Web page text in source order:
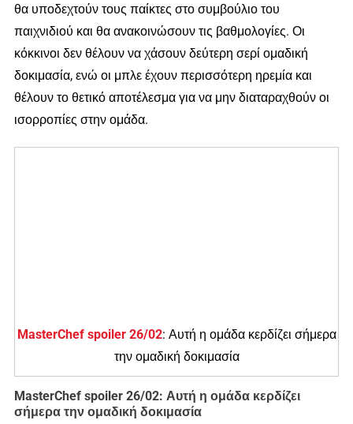
θα υποδεχτούν τους παίκτες στο συμβούλιο του
παιχνιδιού και θα ανακοινώσουν τις βαθμολογίες. Οι
κόκκινοι δεν θέλουν να χάσουν δεύτερη σερί ομαδική
δοκιμασία, ενώ οι μπλε έχουν περισσότερη ηρεμία και
θέλουν το θετικό αποτέλεσμα για να μην διαταραχθούν οι
ισορροπίες στην ομάδα.
MasterChef spoiler 26/02: Αυτή η ομάδα κερδίζει σήμερα
την ομαδική δοκιμασία
MasterChef spoiler 26/02: Αυτή η ομάδα κερδίζει
σήμερα την ομαδική δοκιμασία